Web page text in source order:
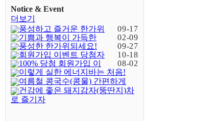
Notice & Event
더보기
풍성하고 즐거운 한가위
되세요! (-402)
09-17
기쁨과 행복이 가득한
새해되세요!
02-09
풍성한 한가위되세요!
09-27
회원가입 이벤트 당첨자
발표 (4)
10-18
100% 당첨 회원가입 이
벤트(종료) (23)
08-02
이렇게 실한 에너지바는 처음!
여름철 콩국수(콩물) 간편하게
건강에 좋은 돼지감자(뚱딴지)차
로 즐기자